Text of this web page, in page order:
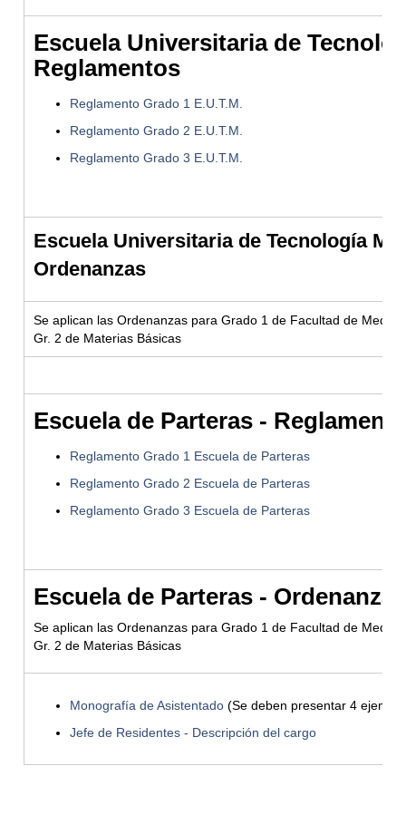
Escuela Universitaria de
Reglamentos
Reglamento Grado 1 E.U.T.M.
Reglamento Grado 2 E.U.T.M.
Reglamento Grado 3 E.U.T.M.
Escuela Universitaria de Tecnología
Ordenanzas
Se aplican las Ordenanzas para Grado 1 de Facultad de
Gr. 2 de Materias Básicas
Escuela de Parteras -
Reglamento Grado 1 Escuela de Parteras
Reglamento Grado 2 Escuela de Parteras
Reglamento Grado 3 Escuela de Parteras
Escuela de Parteras -
Se aplican las Ordenanzas para Grado 1 de Facultad de
Gr. 2 de Materias Básicas
Monografía de Asistentado (Se deben presentar 4
Jefe de Residentes - Descripción del cargo